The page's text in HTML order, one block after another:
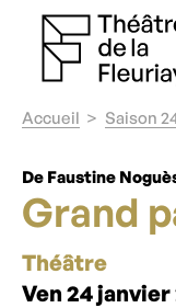
Accueil Saison
De Faustine
Grand
Théâtre
Ven 24